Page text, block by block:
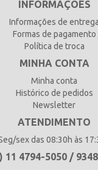
INFORMAÇÕES
Informações de entrega
Formas de pagamento
Política de troca
MINHA CONTA
Minha conta
Histórico de pedidos
Newsletter
ATENDIMENTO
sex das 08:30h às
11 4794-5050 /